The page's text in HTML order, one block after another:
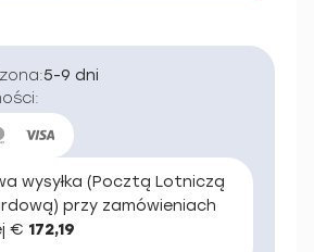
5-9 dni
wysyłka (Pocztą Lotniczą
przy zamówieniach
€ 172,19